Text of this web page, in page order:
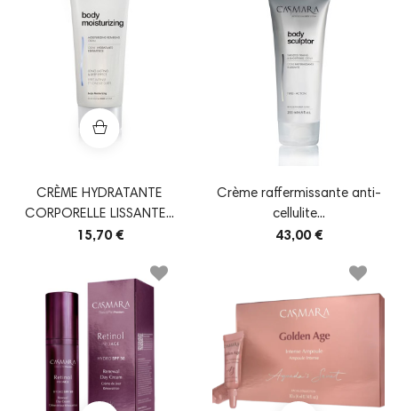
CRÈME HYDRATANTE
CORPORELLE LISSANTE...
15,70 €
Crème raffermissante anti-
cellulite...
43,00 €